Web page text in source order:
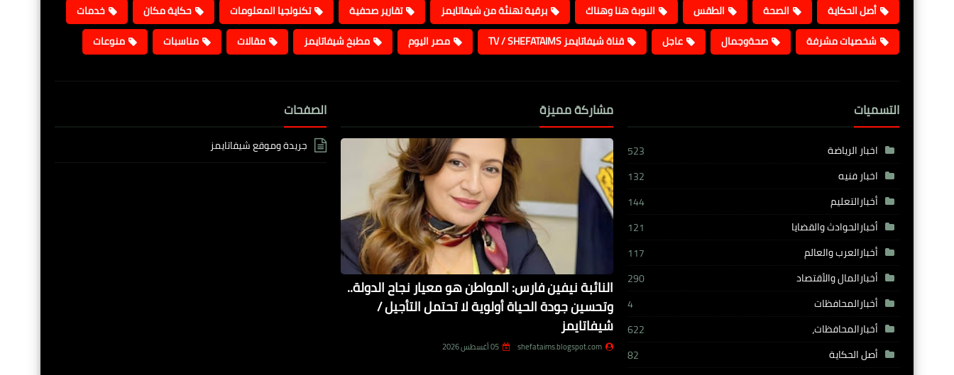
أصل الحكاية
الصحة الطقس النوبة هنا وهناك برقية تهنئة من شيفاتايمز تقارير صحفية تكنولجيا المعلومات حكاية مكان
خدمات
شخصيات مشرفة
صحةوجمال عاجل قناة شيفاتايمز TV / SHEFATAIMS مصر اليوم مطبخ شيفاتايمز مقالات مناسبات منوعات
التسميات
اخبار الرياضة
523
اخبار فنيه
132
أخبارالتعليم
144
أخبارالحوادث والقضايا
121
أخبارالعرب والعالم
117
أخبارالمال والأقتصاد
290
أخبارالمحافظات
4
أخبارالمحافظات،
622
أصل الحكاية
82
مشاركة مميزة
النائبة نيفين فارس: المواطن هو معيار نجاح الدولة..
وتحسين جودة الحياة أولوية لا تحتمل التأجيل /
شيفاتايمز
shefataims.blogspot.com 05 أغسطس 2026
الصفحات
جريدة وموقع شيفاتايمز